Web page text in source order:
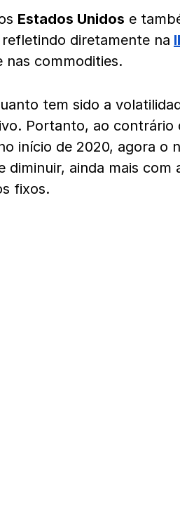
Estados Unidos e
diretamente na
nas commodities.
tem sido a
Portanto, ao contrário
início de 2020, agora o
diminuir, ainda mais com
fixos.